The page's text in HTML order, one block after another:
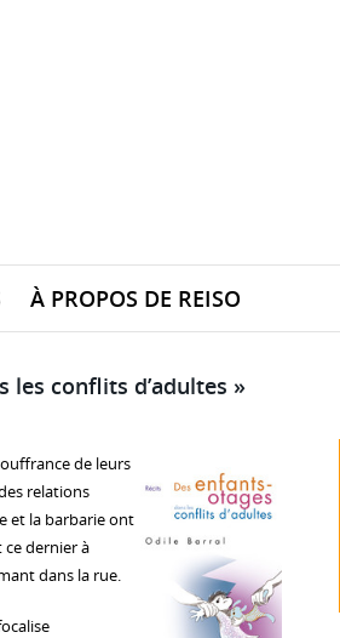
À PROPOS DE REISO
les conflits d’adultes »
de leurs
relations
et la barbarie ont
dernier à
dans la rue.